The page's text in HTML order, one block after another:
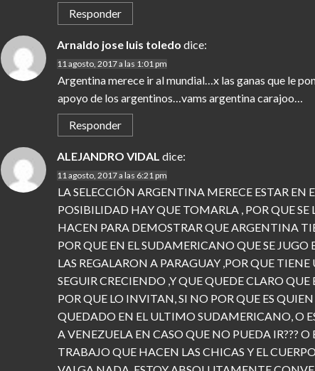
Responder
Arnaldo jose luis toledo dice:
11 agosto, 2017 a las 1:01 pm
Argentina merece ir al mundial…x las ganas que le
apoyo de los argentinos…vams argentina carajoo…
Responder
ALEJANDRO VIDAL dice:
11 agosto, 2017 a las 6:21 pm
LA SELECCIÓN ARGENTINA MERECE ESTAR
POSIBILIDAD HAY QUE TOMARLA , POR QUE
HACEN PARA DEMOSTRAR QUE ARGENTINA
POR QUE EN EL SUDAMERICANO QUE SE
LAS REGALARON A PARAGUAY ,POR QUE
SEGUIR CRECIENDO ,Y QUE QUEDE CLARO
POR QUE LO INVITAN, SI NO POR QUE ES
QUEDADO EN EL ULTIMO SUDAMERICANO, O
A VENEZUELA EN CASO QUE NO PUEDA IR??? O
TRABAJO QUE HACEN LAS CHICAS Y EL